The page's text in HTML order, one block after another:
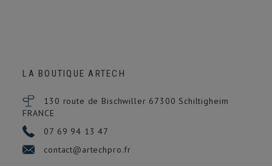
LA BOUTIQUE ARTECH
130 route de Bischwiller 67300 Schiltigheim
FRANCE
07 69 94 13 47
contact@artechpro.fr